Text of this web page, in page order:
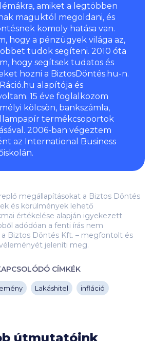
amiket a legtöbben
maguktól megoldani, és
komoly hatása van.
hogy a pénzügyek világa az,
tudok segíteni. 2010 óta
hogy segítsek tudatos és
hozni a BiztosDöntés.hu-n.
alapítója és
15 éve foglalkozom
kölcsön, bankszámla,
termékcsoportok
2006-ban végeztem
az International Business
megállapításokat a Biztos Döntés
és körülmények lehető
értékelése alapján igyekezett
adódóan a fenti írás nem
Biztos Döntés Kft. – megfontolt és
jeleníti meg.
CÍMKÉK
Lakáshitel infláció
útmutatóink